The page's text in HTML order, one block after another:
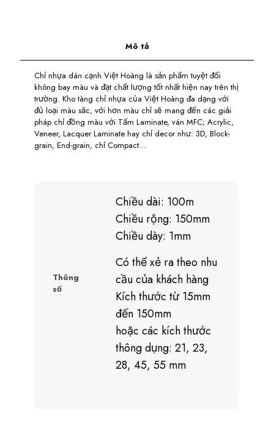
Mô tả
Chỉ nhựa dán cạnh Việt Hoàng là sản phẩm tuyệt đối
không bay màu và đạt chất lượng tốt nhất hiện nay trên thị
trường. Kho tàng chỉ nhựa của Việt Hoàng đa dạng với
đủ loại màu sắc, với hơn màu chỉ sẽ mang đến các giải
pháp chỉ đồng màu với Tấm Laminate, ván MFC; Acrylic,
Veneer, Lacquer Laminate hay chỉ decor như: 3D, Block-
grain, End-grain, chỉ Compact…
Thông
số
Chiều dài: 100m
Chiều rộng: 150mm
Chiều dày: 1mm
Có thể xẻ ra theo nhu
cầu của khách hàng
Kích thước từ 15mm
đến 150mm
hoặc các kích thước
thông dụng: 21, 23,
28, 45, 55 mm